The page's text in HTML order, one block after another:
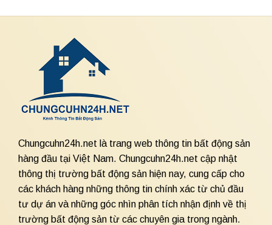
Chungcuhn24h.net là trang web thông tin bất động sản
hàng đầu tại Việt Nam. Chungcuhn24h.net cập nhật
thông thị trường bất động sản hiện nay, cung cấp cho
các khách hàng những thông tin chính xác từ chủ đầu
tư dự án và những góc nhìn phân tích nhận định về thị
trường bất động sản từ các chuyên gia trong ngành.